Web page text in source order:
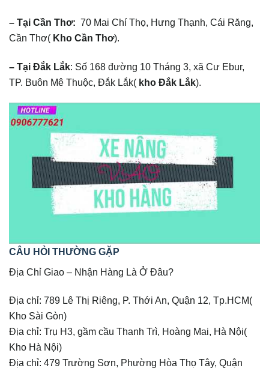
– Tại Cần Thơ: 70 Mai Chí Thọ, Hưng Thạnh, Cái Răng,
Cần Thơ( Kho Cần Thơ).
– Tại Đắk Lắk: Số 168 đường 10 Tháng 3, xã Cư Ebur,
TP. Buôn Mê Thuộc, Đắk Lắk( kho Đắk Lắk).
CÂU HỎI THƯỜNG GẶP
Địa Chỉ Giao – Nhận Hàng Là Ở Đâu?
Địa chỉ: 789 Lê Thị Riêng, P. Thới An, Quận 12, Tp.HCM(
Kho Sài Gòn)
Địa chỉ: Trụ H3, gầm cầu Thanh Trì, Hoàng Mai, Hà Nội(
Kho Hà Nội)
Địa chỉ: 479 Trường Sơn, Phường Hòa Thọ Tây, Quận